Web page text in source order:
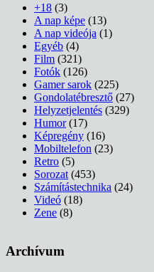
+18 (3)
A nap képe (13)
A nap videója (1)
Egyéb (4)
Film (321)
Fotók (126)
Gamer sarok (225)
Gondolatébresztő (27)
Helyzetjelentés (329)
Humor(17)
Képregény (16)
Mobiltelefon (23)
Retro (5)
Sorozat (453)
Számítástechnika (24)
Videó (18)
Zene (8)
Archívum